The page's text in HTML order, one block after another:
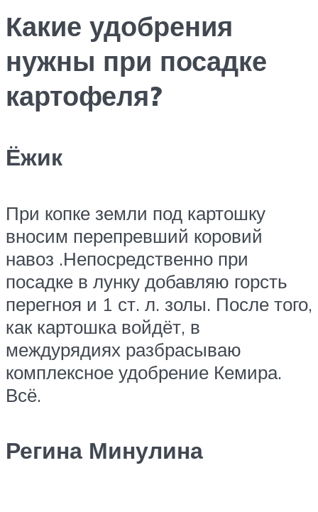
Какие удобрения
нужны при посадке
картофеля?
Ёжик
При копке земли под картошку
вносим перепревший коровий
навоз .Непосредственно при
посадке в лунку добавляю горсть
перегноя и 1 ст. л. золы. После того,
как картошка войдёт, в
междурядиях разбрасываю
комплексное удобрение Кемира.
Всё.
Регина Минулина